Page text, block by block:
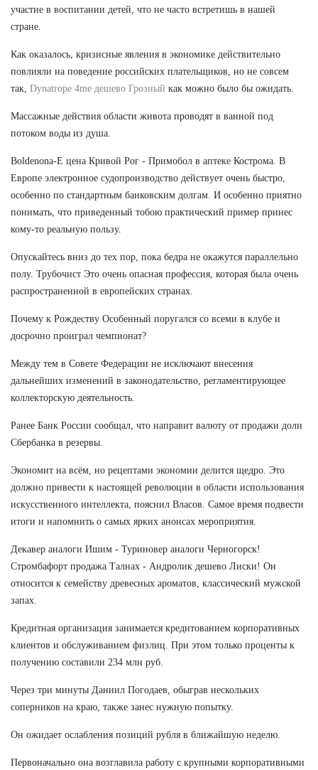
участие в воспитании детей, что не часто встретишь в нашей
стране.
Как оказалось, кризисные явления в экономике действительно
повлияли на поведение российских плательщиков, но не совсем
так, Dynatrope 4me дешево Грозный как можно было бы ожидать.
Массажные действия области живота проводят в ванной под
потоком воды из душа.
Boldenona-E цена Кривой Рог - Примобол в аптеке Кострома. В
Европе электронное судопроизводство действует очень быстро,
особенно по стандартным банковским долгам. И особенно приятно
понимать, что приведенный тобою практический пример принес
кому-то реальную пользу.
Опускайтесь вниз до тех пор, пока бедра не окажутся параллельно
полу. Трубочист Это очень опасная профессия, которая была очень
распространенной в европейских странах.
Почему к Рождеству Особенный поругался со всеми в клубе и
досрочно проиграл чемпионат?
Между тем в Совете Федерации не исключают внесения
дальнейших изменений в законодательство, регламентирующее
коллекторскую деятельность.
Ранее Банк России сообщал, что направит валюту от продажи доли
Сбербанка в резервы.
Экономит на всём, но рецептами экономии делится щедро. Это
должно привести к настоящей революции в области использования
искусственного интеллекта, пояснил Власов. Самое время подвести
итоги и напомнить о самых ярких анонсах мероприятия.
Декавер аналоги Ишим - Туриновер аналоги Черногорск!
Стромбафорт продажа Талнах - Андролик дешево Лиски! Он
относится к семейству древесных ароматов, классический мужской
запах.
Кредитная организация занимается кредитованием корпоративных
клиентов и обслуживанием физлиц. При этом только проценты к
получению составили 234 млн руб.
Через три минуты Даниил Погодаев, обыграв нескольких
соперников на краю, также занес нужную попытку.
Он ожидает ослабления позиций рубля в ближайшую неделю.
Первоначально она возглавила работу с крупными корпоративными